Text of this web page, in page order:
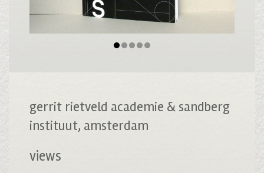
gerrit rietveld academie & sandberg
instituut, amsterdam
views